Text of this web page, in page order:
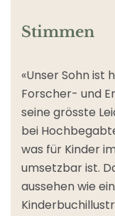
Stimmen
«Unser Sohn
Forscher- und
seine grösste
bei
was für Kinder
umsetzbar ist.
aussehen wie